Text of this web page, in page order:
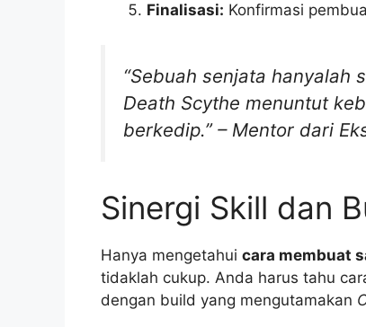
Finalisasi: Konfirmasi
“Sebuah senjata hanyalah
Death Scythe menuntut
berkedip.” – Mentor dari
Sinergi Skill dan
Hanya mengetahui cara membuat
tidaklah cukup. Anda harus tahu
dengan build yang mengutamakan